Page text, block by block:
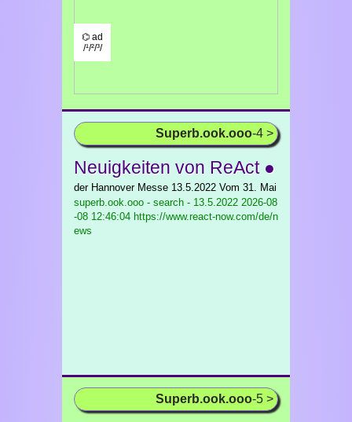
⌬ ad
/¹/²/³/
Superb.ook.ooo-4 >
Neuigkeiten von ReAct ●
der Hannover Messe 13.5.2022 Vom 31. Mai
superb.ook.ooo - search - 13.5.2022 2026-08
-08 12:46:04 https://www.react-now.com/de/n
ews
Superb.ook.ooo-5 >